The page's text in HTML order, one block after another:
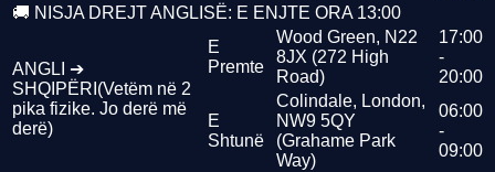
🚚 NISJA DREJT ANGLISË: E ENJTE ORA 13:00
ANGLI ➔
SHQIPËRI (Vetëm në 2
pika fizike. Jo derë më
derë)
E
Premte
Wood Green, N22
8JX (272 High
Road)
17:00
-
20:00
E
Shtunë
Colindale, London,
NW9 5QY
(Grahame Park
Way)
06:00
-
09:00